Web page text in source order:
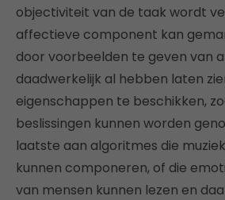
objectiviteit van de taak wordt
affectieve component kan
door voorbeelden te geven van
daadwerkelijk al hebben laten
eigenschappen te beschikken,
beslissingen kunnen worden
laatste aan algoritmes die
kunnen componeren, of die
van mensen kunnen lezen en